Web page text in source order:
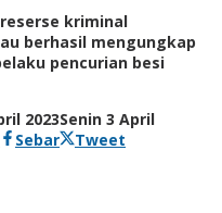
kriminal
berhasil mengungkap
pencurian besi
2023Senin 3 April
Sebar
Tweet